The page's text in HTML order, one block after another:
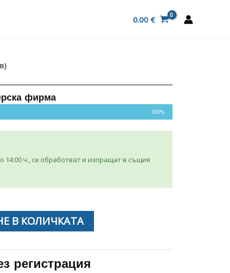
0.00 €
фирма
100%
14:00 ч., се обработват и изпращат в същия
В КОЛИЧКАТА
регистрация